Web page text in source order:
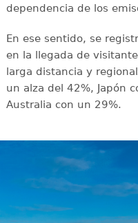
dependencia de los
En ese sentido, se
en la llegada de
larga distancia y
un alza del 42%, Japón
Australia con un 29%.